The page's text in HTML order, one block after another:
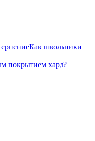
Как школьники
покрытием хард?